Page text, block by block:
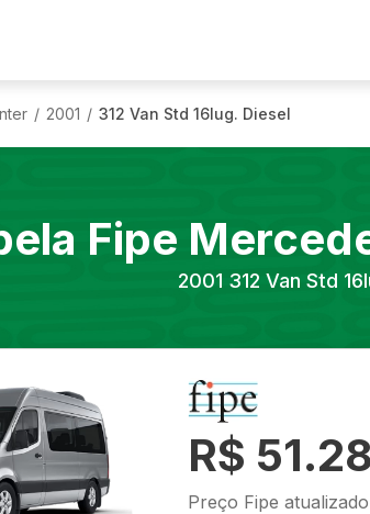
/ 2001 / 312 Van Std 16lug. Diesel
Fipe
2001 312 Van Std
R$
Preço Fipe